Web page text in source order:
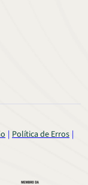
Política de Erros